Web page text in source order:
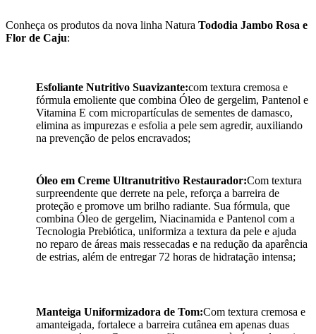
Conheça os produtos da nova linha Natura Tododia Jambo Rosa e
Flor de Caju:
Esfoliante Nutritivo Suavizante:com textura cremosa e
fórmula emoliente que combina Óleo de gergelim, Pantenol e
Vitamina E com micropartículas de sementes de damasco,
elimina as impurezas e esfolia a pele sem agredir, auxiliando
na prevenção de pelos encravados;
Óleo em Creme Ultranutritivo Restaurador:Com textura
surpreendente que derrete na pele, reforça a barreira de
proteção e promove um brilho radiante. Sua fórmula, que
combina Óleo de gergelim, Niacinamida e Pantenol com a
Tecnologia Prebiótica, uniformiza a textura da pele e ajuda
no reparo de áreas mais ressecadas e na redução da aparência
de estrias, além de entregar 72 horas de hidratação intensa;
Manteiga Uniformizadora de Tom:Com textura cremosa e
amanteigada, fortalece a barreira cutânea em apenas duas